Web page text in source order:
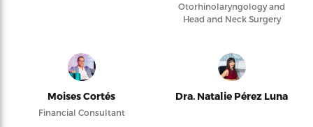
Otorhinolaryngology and
Head and Neck Surgery
Moises Cortés
Financial Consultant
Dra. Natalie Pérez Luna